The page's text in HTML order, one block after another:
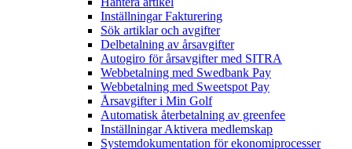
Inställningar Fakturering
Sök artiklar och avgifter
Delbetalning av årsavgifter
Autogiro för årsavgifter med SITRA
Webbetalning med Swedbank Pay
Webbetalning med Sweetspot Pay
Årsavgifter i Min Golf
Automatisk återbetalning av greenfee
Inställningar Aktivera medlemskap
Systemdokumentation för ekonomiprocesser